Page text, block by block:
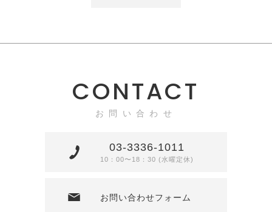
CONTACT
お問い合わせ
03-3336-1011
10：00〜18：30 (水曜定休)
お問い合わせフォーム